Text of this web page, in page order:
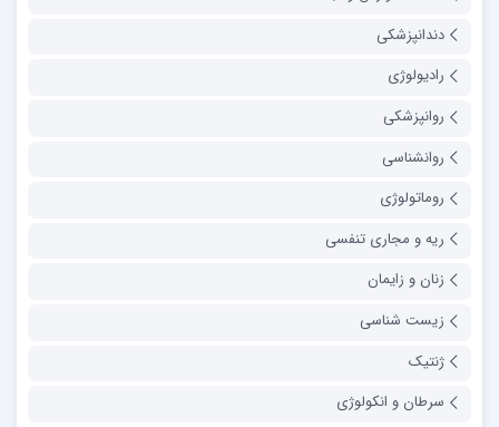
دندانپزشکی
رادیولوژی
روانپزشکی
روانشناسی
روماتولوژی
ریه و مجاری تنفسی
زنان و زایمان
زیست شناسی
ژنتیک
سرطان و انکولوژی